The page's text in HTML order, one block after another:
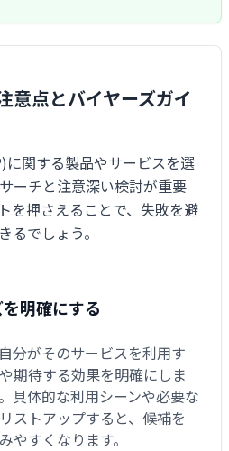
意点とバイヤーズガイ
に関する製品やサービスを選
ーチと注意深い検討が重要
を押さえることで、失敗を避
るでしょう。
明確にする
分がそのサービスを利用す
期待する効果を明確にしま
具体的な利用シーンや必要な
ストアップすると、候補を
やすくなります。